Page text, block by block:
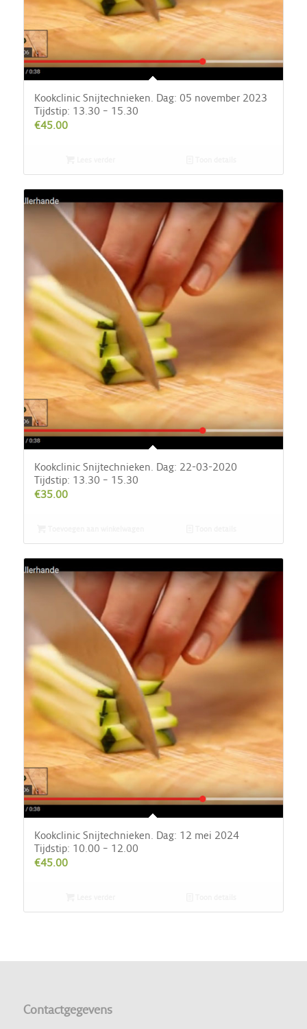
Kookclinic Snijtechnieken. Dag: 05 november 2023
Tijdstip: 13.30 – 15.30
€45.00
Kookclinic Snijtechnieken. Dag: 22-03-2020
Tijdstip: 13.30 – 15.30
€35.00
Kookclinic Snijtechnieken. Dag: 12 mei 2024
Tijdstip: 10.00 – 12.00
€45.00
Contactgegevens